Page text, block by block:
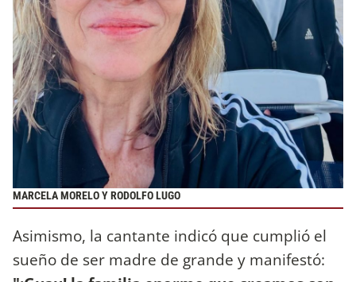
MARCELA MORELO Y RODOLFO LUGO
Asimismo, la cantante indicó que cumplió el
sueño de ser madre de grande y manifestó: